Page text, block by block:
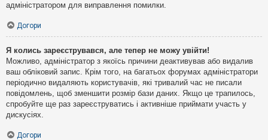
адміністратором для виправлення помилки.
Догори
Я колись зареєструвався, але тепер не можу увійти!
Можливо, адміністратор з якоїсь причини деактивував або видалив
ваш обліковий запис. Крім того, на багатьох форумах адміністратори
періодично видаляють користувачів, які тривалий час не писали
повідомлень, щоб зменшити розмір бази даних. Якщо це трапилось,
спробуйте ще раз зареєструватись і активніше приймати участь у
дискусіях.
Догори